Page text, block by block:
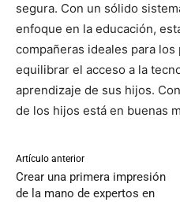
segura. Con un sólido
enfoque en la educación,
compañeras ideales para los
equilibrar el acceso a la
aprendizaje de sus hijos.
de los hijos está en buenas
Artículo anterior
Crear una primera impresión
de la mano de expertos en